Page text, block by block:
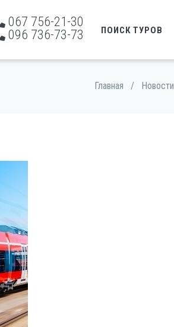
067 756-21-30
096 736-73-73
ПОИСК ТУРОВ
Главная / Новости